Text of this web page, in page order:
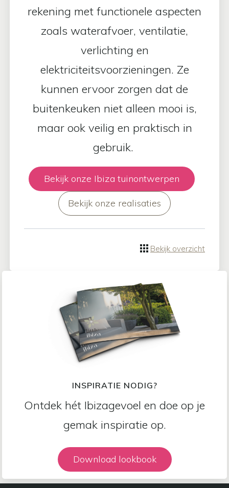
rekening met functionele aspecten
zoals waterafvoer, ventilatie,
verlichting en
elektriciteitsvoorzieningen. Ze
kunnen ervoor zorgen dat de
buitenkeuken niet alleen mooi is,
maar ook veilig en praktisch in
gebruik.
Bekijk onze Ibiza tuinontwerpen
Bekijk onze realisaties
Bekijk overzicht
INSPIRATIE NODIG?
Ontdek hét Ibizagevoel en doe op je
gemak inspiratie op.
Download lookbook